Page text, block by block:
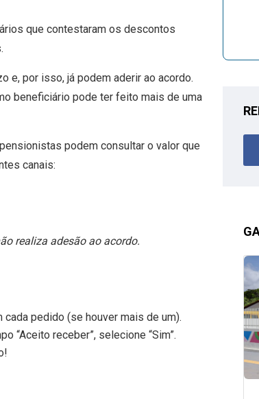
que contestaram os descontos
e, por isso, já podem aderir ao acordo.
beneficiário pode ter feito mais de uma
podem consultar o valor que
canais:
realiza adesão ao acordo.
cada pedido (se houver mais de um).
“Aceito receber”, selecione “Sim”.